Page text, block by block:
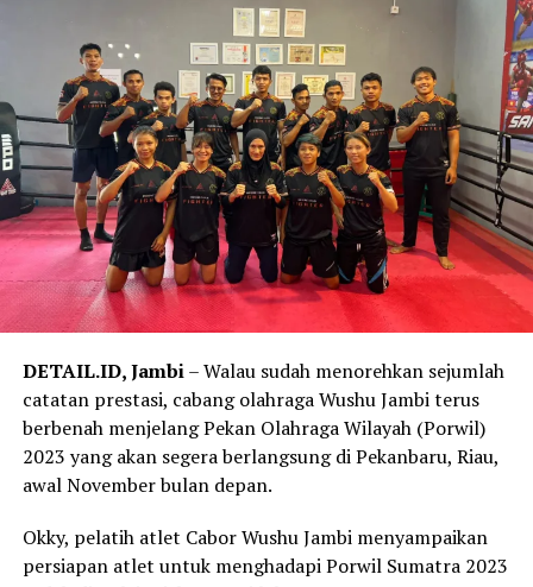
DETAIL.ID, Jambi– Walau sudah menorehkan sejumlah
catatan prestasi, cabang olahraga Wushu Jambi terus
berbenah menjelang Pekan Olahraga Wilayah (Porwil)
2023 yang akan segera berlangsung di Pekanbaru, Riau,
awal November bulan depan.
Okky, pelatih atlet Cabor Wushu Jambi menyampaikan
persiapan atlet untuk menghadapi Porwil Sumatra 2023